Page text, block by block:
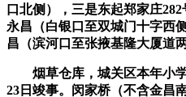
口北侧），三是东起郑家庄
永昌（白银口至双城门十字西
昌（滨河口至张掖基隆大厦道两
烟草仓库，城关区本年小学
23日竣事。闵家桥（不含金昌